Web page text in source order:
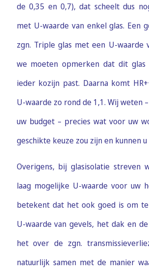
de 0,35 en 0,7), dat scheelt dus
met U-waarde van enkel glas. Een
zgn. Triple glas met een U-waarde
we moeten opmerken dat dit
ieder kozijn past. Daarna komt
U-waarde zo rond de 1,1. Wij weten
uw budget – precies wat voor uw
geschikte keuze zou zijn en kunnen u
Overigens, bij glasisolatie streven
laag mogelijke U-waarde voor uw
betekent dat het ook goed is om
U-waarde van gevels, het dak en
het over de zgn.
natuurlijk samen met de manier